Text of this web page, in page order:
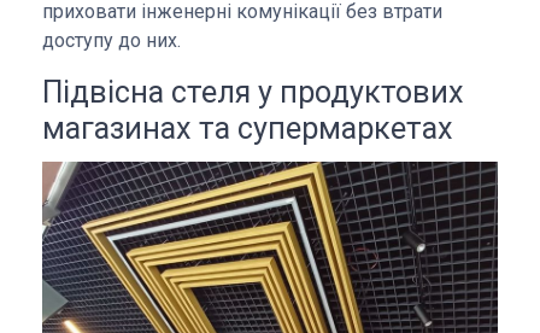
приховати інженерні комунікації без втрати
доступу до них.
Підвісна стеля у продуктових
магазинах та супермаркетах